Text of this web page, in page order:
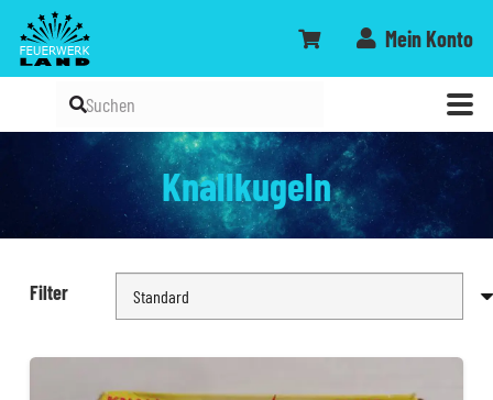
Mein Konto
Knallkugeln
Filter